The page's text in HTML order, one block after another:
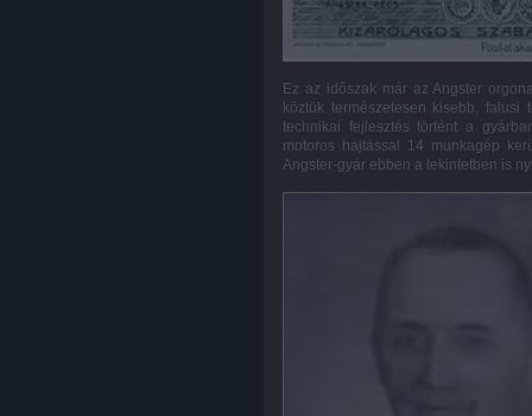
Ez az időszak már az Angster
köztük természetesen kisebb,
technikai fejlesztés történt a
motoros hajtással 14 munkagép
Angster-gyár ebben a tekintetben is